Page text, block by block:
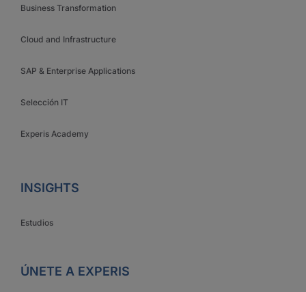
Business Transformation
Cloud and Infrastructure
SAP & Enterprise Applications
Selección IT
Experis Academy
INSIGHTS
Estudios
ÚNETE A EXPERIS